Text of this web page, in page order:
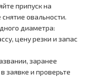
припуск на
овальности.
диаметра:
цену резки и запас
заранее
заявке и проверьте